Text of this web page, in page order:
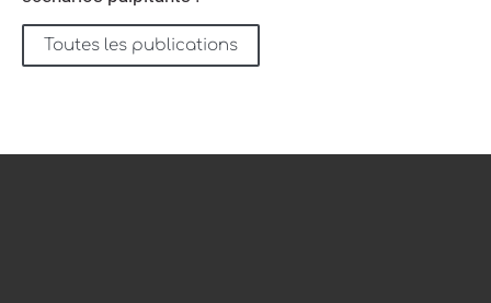
Toutes les publications